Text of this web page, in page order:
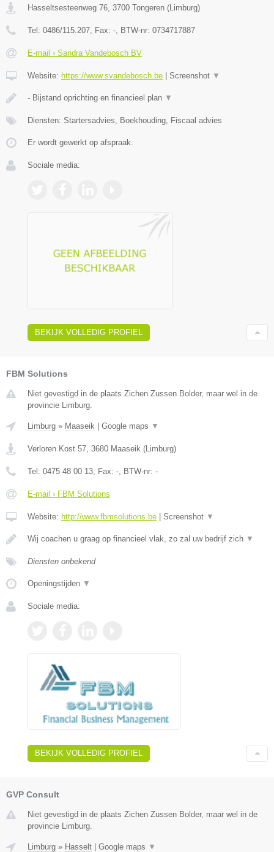
Hasseltsesteenweg 76 3700 Tongeren ( Limburg)
Tel: 0486/115.207 , Fax: - , BTW-nr: 0734717887
E-mail › Sandra Vandebosch BV
Website: https://www.svandebosch.be Screenshot ▼
- Bijstand oprichting en financieel plan ▼
Diensten: Startersadvies, Boekhouding, Fiscaal advies
Er wordt gewerkt op afspraak.
Sociale media:
BEKIJK VOLLEDIG PROFIEL
FBM Solutions
Niet gevestigd in de plaats Zichen Zussen Bolder, maar wel in de
provincie Limburg.
Limburg » Maaseik | Google maps ▼
Verloren Kost 57 3680 Maaseik (Limburg)
Tel: 0475 48 00 13 , Fax: - , BTW-nr: -
E-mail › FBM Solutions
Website: http://www.fbmsolutions.be | Screenshot ▼
Wij coachen u graag op financieel vlak, zo zal uw bedrijf zich ▼
Diensten onbekend
Openingstijden ▼
Sociale media:
BEKIJK VOLLEDIG PROFIEL
GVP Consult
Niet gevestigd in de plaats Zichen Zussen Bolder, maar wel in de
provincie Limburg.
Limburg » Hasselt | Google maps ▼